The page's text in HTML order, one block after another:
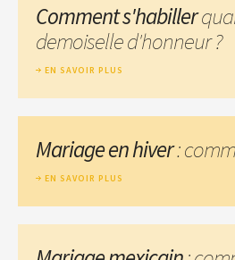
Comment s'habiller
demoiselle d'honneur ?
EN SAVOIR PLUS
Mariage en hiver:
EN SAVOIR PLUS